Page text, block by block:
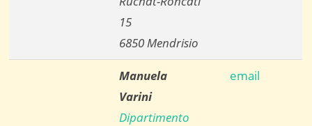
15
6850 Mendrisio
Manuela
Varini
Dipartimento
email